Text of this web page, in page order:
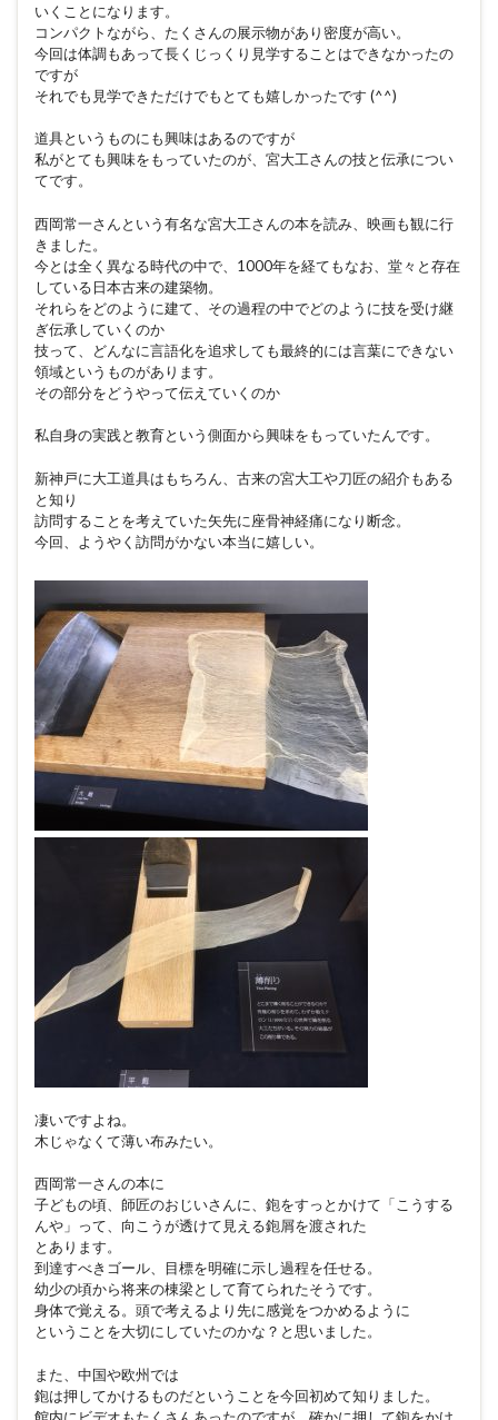
いくことになります。
コンパクトながら、たくさんの展示物があり密度が高い。
今回は体調もあって長くじっくり見学することはできなかったの
ですが
それでも見学できただけでもとても嬉しかったです (^^)
道具というものにも興味はあるのですが
私がとても興味をもっていたのが、宮大工さんの技と伝承につい
てです。
西岡常一さんという有名な宮大工さんの本を読み、映画も観に行
きました。
今とは全く異なる時代の中で、1000年を経てもなお、堂々と存在
している日本古来の建築物。
それらをどのように建て、その過程の中でどのように技を受け継
ぎ伝承していくのか
技って、どんなに言語化を追求しても最終的には言葉にできない
領域というものがあります。
その部分をどうやって伝えていくのか
私自身の実践と教育という側面から興味をもっていたんです。
新神戸に大工道具はもちろん、古来の宮大工や刀匠の紹介もある
と知り
訪問することを考えていた矢先に座骨神経痛になり断念。
今回、ようやく訪問がかない本当に嬉しい。
凄いですよね。
木じゃなくて薄い布みたい。
西岡常一さんの本に
子どもの頃、師匠のおじいさんに、鉋をすっとかけて「こうする
んや」って、向こうが透けて見える鉋屑を渡された
とあります。
到達すべきゴール、目標を明確に示し過程を任せる。
幼少の頃から将来の棟梁として育てられたそうです。
身体で覚える。頭で考えるより先に感覚をつかめるように
ということを大切にしていたのかな？と思いました。
また、中国や欧州では
鉋は押してかけるものだということを今回初めて知りました。